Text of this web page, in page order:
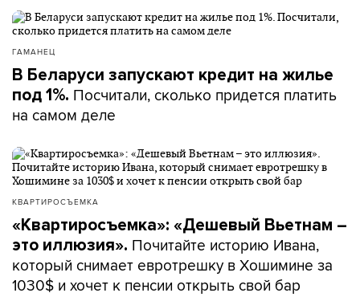
ГАМАНЕЦ
В Беларуси запускают кредит на жилье
под 1%. Посчитали, сколько придется платить
на самом деле
КВАРТИРОСЪЕМКА
«Квартиросъемка»: «Дешевый Вьетнам –
это иллюзия». Почитайте историю Ивана,
который снимает евротрешку в Хошимине за
1030$ и хочет к пенсии открыть свой бар